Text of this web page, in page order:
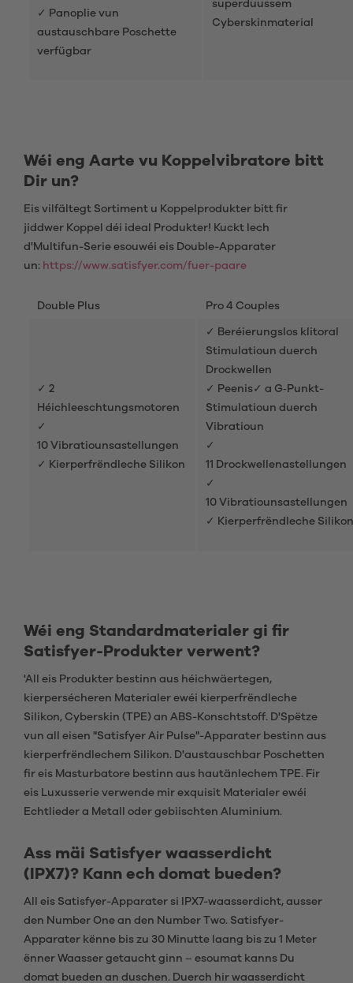
✓ Panoplie vun
austauschbare Poschette
verfügbar
superduussem
Cyberskinmaterial
Wéi eng Aarte vu Koppelvibratore bitt
Dir un?
Eis vilfältegt Sortiment u Koppelprodukter bitt fir
jiddwer Koppel déi ideal Produkter! Kuckt Iech
d'Multifun-Serie esouwéi eis Double-Apparater
un: https://www.satisfyer.com/fuer-paare
Double Plus Pro 4 Couples
✓ 2
Héichleeschtungsmotoren
✓
10 Vibratiounsastellungen
✓ Kierperfrëndleche Silikon
✓ Beréierungslos klitoral
Stimulatioun duerch
Drockwellen
✓ Peenis✓ a G‑Punkt-
Stimulatioun duerch
Vibratioun
✓
11 Drockwellenastellungen
✓
10 Vibratiounsastellungen
✓ Kierperfrëndleche Silikon
Wéi eng Standardmaterialer gi fir
Satisfyer-Produkter verwent?
'All eis Produkter bestinn aus héichwäertegen,
kierpersécheren Materialer ewéi kierperfrëndleche
Silikon, Cyberskin (TPE) an ABS-Konschtstoff. D'Spëtze
vun all eisen "Satisfyer Air Pulse"-Apparater bestinn aus
kierperfrëndlechem Silikon. D'austauschbar Poschetten
fir eis Masturbatore bestinn aus hautänlechem TPE. Fir
eis Luxusserie verwende mir exquisit Materialer ewéi
Echtlieder a Metall oder gebiischten Aluminium.
Ass mäi Satisfyer waasserdicht
(IPX7)? Kann ech domat bueden?
All eis Satisfyer-Apparater si IPX7-waasserdicht, ausser
den Number One an den Number Two. Satisfyer-
Apparater kënne bis zu 30 Minutte laang bis zu 1 Meter
ënner Waasser getaucht ginn – esoumat kanns Du
domat bueden an duschen. Duerch hir waasserdicht